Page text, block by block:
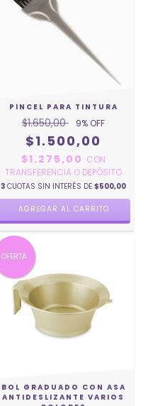
PINCEL PARA TINTURA
$1.650,00 9% OFF
$1.500,00
$1.275,00 CON
TRANSFERENCIA O DEPÓSITO
3 CUOTAS SIN INTERÉS DE $500,00
AGREGAR AL CARRITO
OFERTA
BOL GRADUADO CON ASA
ANTIDESLIZANTE VARIOS